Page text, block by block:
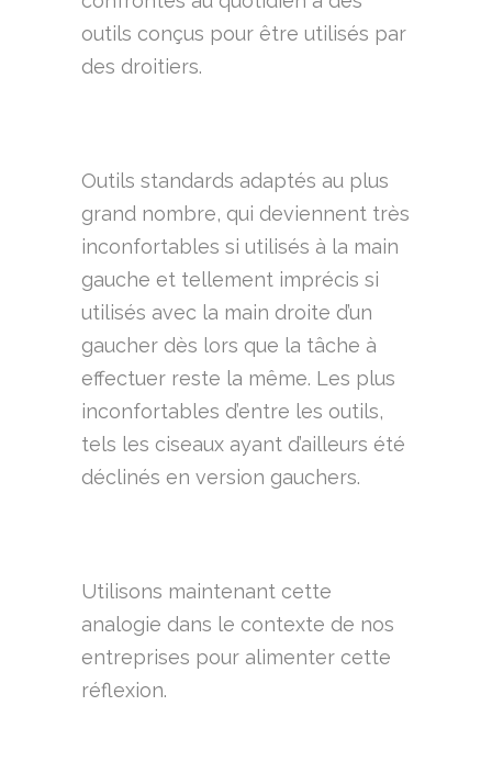
outils conçus pour être utilisés par
des droitiers.
Outils standards adaptés au plus
grand nombre, qui deviennent très
inconfortables si utilisés à la main
gauche et tellement imprécis si
utilisés avec la main droite d’un
gaucher dès lors que la tâche à
effectuer reste la même. Les plus
inconfortables d’entre les outils,
tels les ciseaux ayant d’ailleurs été
déclinés en version gauchers.
Utilisons maintenant cette
analogie dans le contexte de nos
entreprises pour alimenter cette
réflexion.